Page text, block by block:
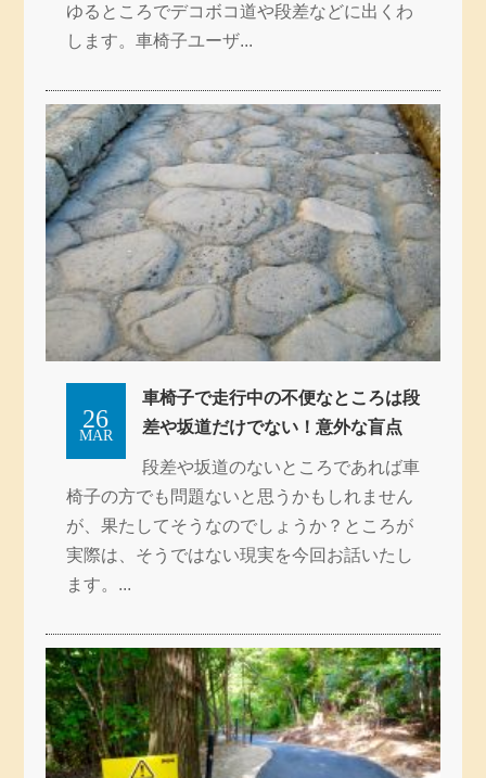
ゆるところでデコボコ道や段差などに出くわ
します。車椅子ユーザ...
MAR
26
車椅子で走行中の不便なところは段
差や坂道だけでない！意外な盲点
段差や坂道のないところであれば車
椅子の方でも問題ないと思うかもしれません
が、果たしてそうなのでしょうか？ところが
実際は、そうではない現実を今回お話いたし
ます。...